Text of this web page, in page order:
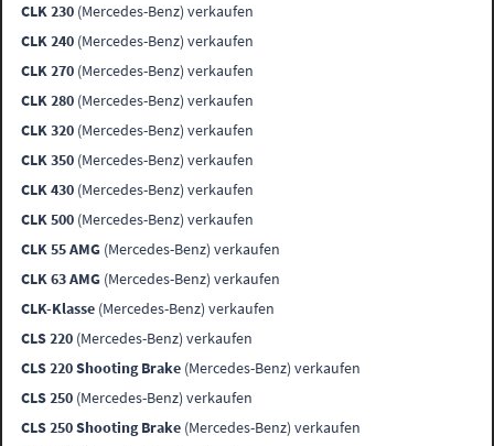
CLK 230 (Mercedes-Benz) verkaufen
CLK 240 (Mercedes-Benz) verkaufen
CLK 270 (Mercedes-Benz) verkaufen
CLK 280 (Mercedes-Benz) verkaufen
CLK 320 (Mercedes-Benz) verkaufen
CLK 350 (Mercedes-Benz) verkaufen
CLK 430 (Mercedes-Benz) verkaufen
CLK 500 (Mercedes-Benz) verkaufen
CLK 55 AMG (Mercedes-Benz) verkaufen
CLK 63 AMG (Mercedes-Benz) verkaufen
CLK-Klasse (Mercedes-Benz) verkaufen
CLS 220 (Mercedes-Benz) verkaufen
CLS 220 Shooting Brake (Mercedes-Benz) verkaufen
CLS 250 (Mercedes-Benz) verkaufen
CLS 250 Shooting Brake (Mercedes-Benz) verkaufen